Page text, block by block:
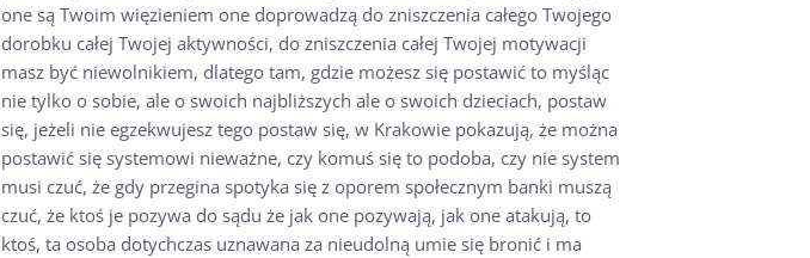
one są Twoim więzieniem one doprowadzą do zniszczenia całego Twojego
dorobku całej Twojej aktywności, do zniszczenia całej Twojej motywacji
masz być niewolnikiem, dlatego tam, gdzie możesz się postawić to myśląc
nie tylko o sobie, ale o swoich najbliższych ale o swoich dzieciach, postaw
się, jeżeli nie egzekwujesz tego postaw się, w Krakowie pokazują, że można
postawić się systemowi nieważne, czy komuś się to podoba, czy nie system
musi czuć, że gdy przegina spotyka się z oporem społecznym banki muszą
czuć, że ktoś je pozywa do sądu że jak one pozywają, jak one atakują, to
ktoś, ta osoba dotychczas uznawana za nieudolną umie się bronić i ma